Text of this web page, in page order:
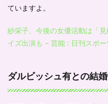
に
防災
士資
格を
3
に
ていますよ。
紗栄子、今後の女優活動は「
イズ出演も – 芸能 : 日刊スポ
ダルビッシュ有との結